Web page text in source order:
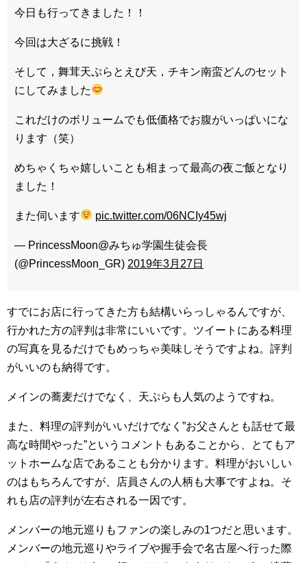
今日も行ってきました！！
今回は大ざるに挑戦！
そして，舞茸天ぷらとえび天，チキン南蛮どんのセット
にしてみました
これだけのボリュームでも低価格でお腹がいっぱいにな
ります（笑）
めちゃくちゃ嬉しいことも相まって最高の夜ご飯となり
ました！
また伺います pic.twitter.com/06NCIy45wj
— PrincessMoon@みちゅ学園生徒会長
(@PrincessMoon_GR) 2019年3月27日
すでにお店に行ってきた方も結構いらっしゃるんですが、
行かれた方の評判は非常にいいです。ツイートにある料理
の写真を見るだけでもめっちゃ美味しそうですよね。評判
がいいのも納得です。
メインの蕎麦だけでなく、天ぷらも人気のようですね。
また、料理の評判がいいだけでなく”お父さんとも話せて最
高な時間やった”というコメントもあることから、とてもア
ットホームな店であることも分かります。料理がおいしい
のはもちろんですが、店員さんの人柄も大事ですよね。そ
れも店の評判が左右される一因です。
メンバーの地元巡りもファンの楽しみの1つだと思います。
メンバーの地元巡りやライブや握手会で名古屋へ行った際